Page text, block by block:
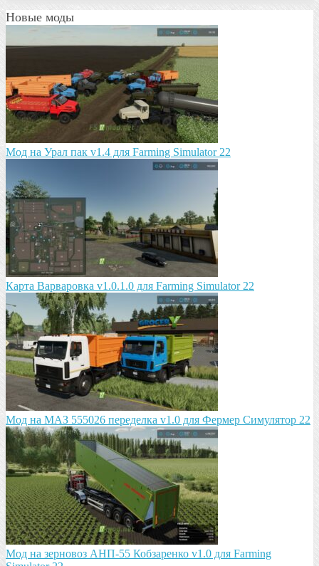
Новые моды
Мод на Урал пак v1.4 для Farming Simulator 22
Карта Варваровка v1.0.1.0 для Farming Simulator 22
Мод на МАЗ 555026 пeрeдeлка v1.0 для Фермер Симулятор 22
Мод на зeрновоз АНП-55 Кобзарeнко v1.0 для Farming